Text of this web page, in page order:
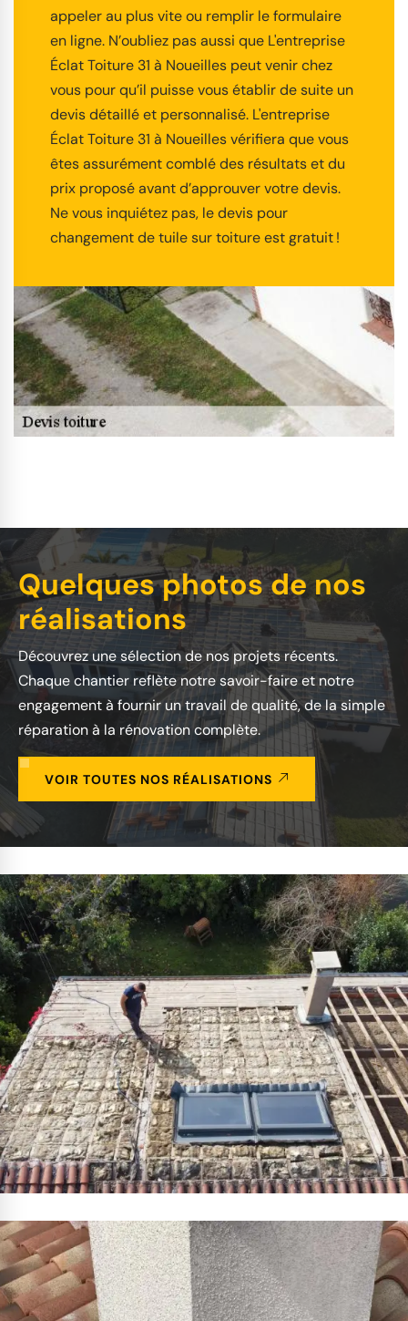
appeler au plus vite ou remplir le formulaire
en ligne. N’oubliez pas aussi que L'entreprise
Éclat Toiture 31 à Noueilles peut venir chez
vous pour qu’il puisse vous établir de suite un
devis détaillé et personnalisé. L'entreprise
Éclat Toiture 31 à Noueilles vérifiera que vous
êtes assurément comblé des résultats et du
prix proposé avant d’approuver votre devis.
Ne vous inquiétez pas, le devis pour
changement de tuile sur toiture est gratuit !
Quelques photos de nos
réalisations
Découvrez une sélection de nos projets récents.
Chaque chantier reflète notre savoir-faire et notre
engagement à fournir un travail de qualité, de la simple
réparation à la rénovation complète.
VOIR TOUTES NOS RÉALISATIONS